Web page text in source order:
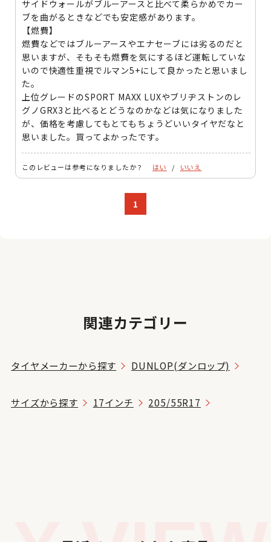
サイドウォールがブルーアースと比べて柔らかめでカー
ブを曲がるときなどでも安定感があります。
【燃費】
燃費などではブルーアースやエナセーブには劣るのだと
思いますが、そもそも燃費を気にするほど運転していな
いので快適性重視でルマン5+にして良かったと思いまし
た。
上位グレードのSPORT MAXX LUXやブリヂストンのレ
グノGRX3と比べるとどうなのかなどは気になりました
が、価格を考慮してもとてもちょうどいいタイヤだなと
思いました。買ってよかったです。
このレビューは参考になりましたか？ はい / いいえ
1
関連カテゴリー
タイヤメーカーから探す DUNLOP(ダンロップ)
サイズから探す 17インチ 205/55R17